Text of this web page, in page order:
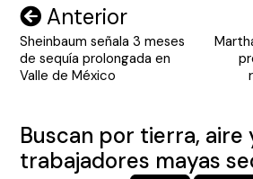
Navegación
de
entradas
Anterior
Sheinbaum señala 3 meses
de sequía prolongada en
Valle de México
Buscan por tierra, aire
trabajadores mayas